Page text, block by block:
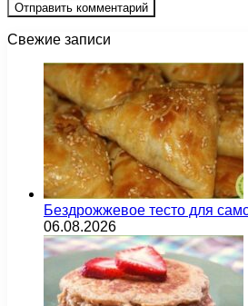
Свежие записи
Бездрожжевое тесто для
06.08.2026